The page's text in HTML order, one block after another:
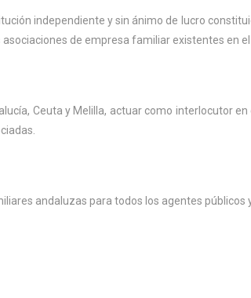
independiente y sin ánimo de lucro
de empresa familiar existentes en
Ceuta y Melilla, actuar como interlocutor
andaluzas para todos los agentes públicos